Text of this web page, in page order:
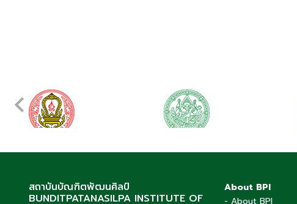
สถาบันบัณฑิตพัฒนศิลป์
BUNDITPATANASILPA INSTITUTE OF
About BPI
- About BPI